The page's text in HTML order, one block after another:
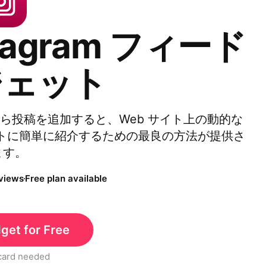
フィード
ット
投稿を追加すると、Web サイト上の動的な
簡単に紹介するための最良の方法が提供さ
。
Free plan available
for Free
needed